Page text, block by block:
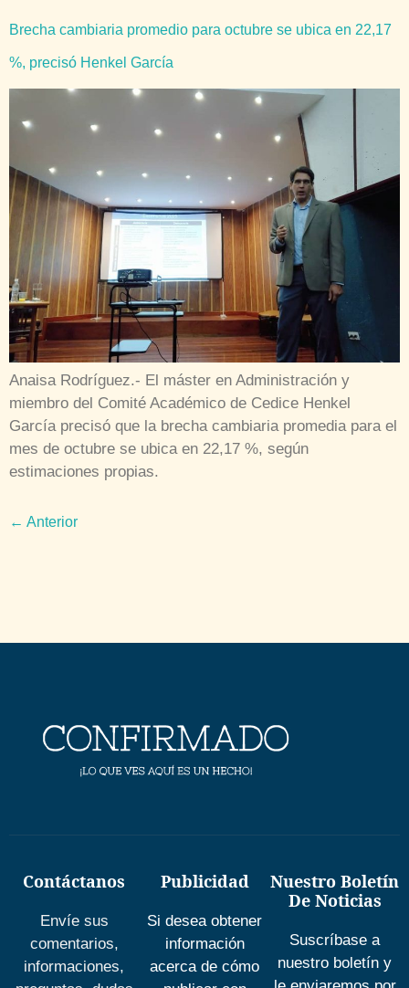
Brecha cambiaria promedio para octubre se ubica en 22,17
%, precisó Henkel García
Anaisa Rodríguez.- El máster en Administración y
miembro del Comité Académico de Cedice Henkel
García precisó que la brecha cambiaria promedia para el
mes de octubre se ubica en 22,17 %, según
estimaciones propias.
← Anterior
Contáctanos
Envíe sus
comentarios,
informaciones,
Publicidad
Si desea obtener
información
acerca de cómo
Nuestro Boletín
De Noticias
Suscríbase a
nuestro boletín y